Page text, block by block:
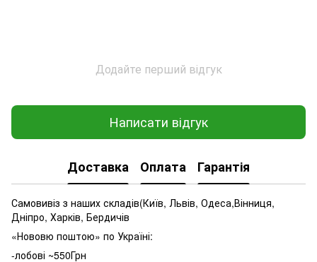
Додайте перший відгук
Написати відгук
Доставка Оплата Гарантія
Самовивіз з наших складів(Київ, Львів, Одеса,Вінниця,
Дніпро, Харків, Бердичів
«Нововю поштою» по Україні:
-лобові ~550Грн